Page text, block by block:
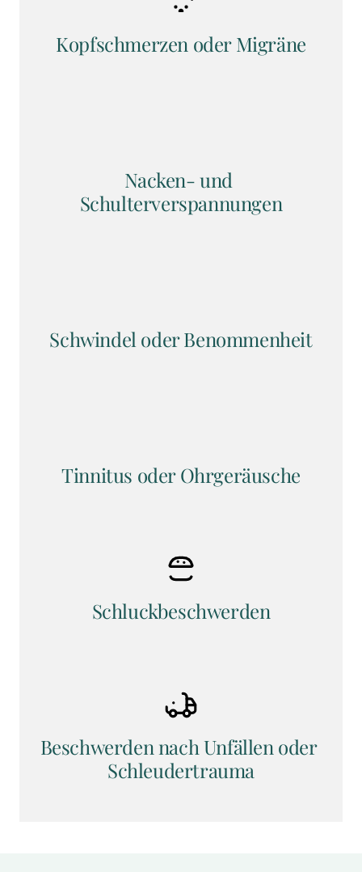
Kopfschmerzen oder Migräne
Nacken- und
Schulterverspannungen
Schwindel oder Benommenheit
Tinnitus oder Ohrgeräusche
Schluckbeschwerden
Beschwerden nach Unfällen oder
Schleudertrauma